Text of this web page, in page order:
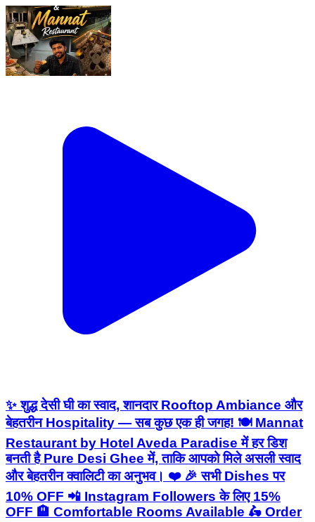
✨ शुद्ध देसी घी का स्वाद, शानदार Rooftop Ambiance और
बेहतरीन Hospitality — सब कुछ एक ही जगह! 🍽️ Mannat
Restaurant by Hotel Aveda Paradise में हर डिश
बनती है Pure Desi Ghee में, ताकि आपको मिले असली स्वाद
और बेहतरीन क्वालिटी का अनुभव। ❤️ 🎉 सभी Dishes पर
10% OFF 📲 Instagram Followers के लिए 15%
OFF 🏨 Comfortable Rooms Available 🛵 Order